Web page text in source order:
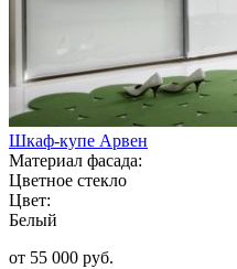
Шкаф-купе Арвен
Материал фасада:
Цветное стекло
Цвет:
Белый
от 55 000 руб.